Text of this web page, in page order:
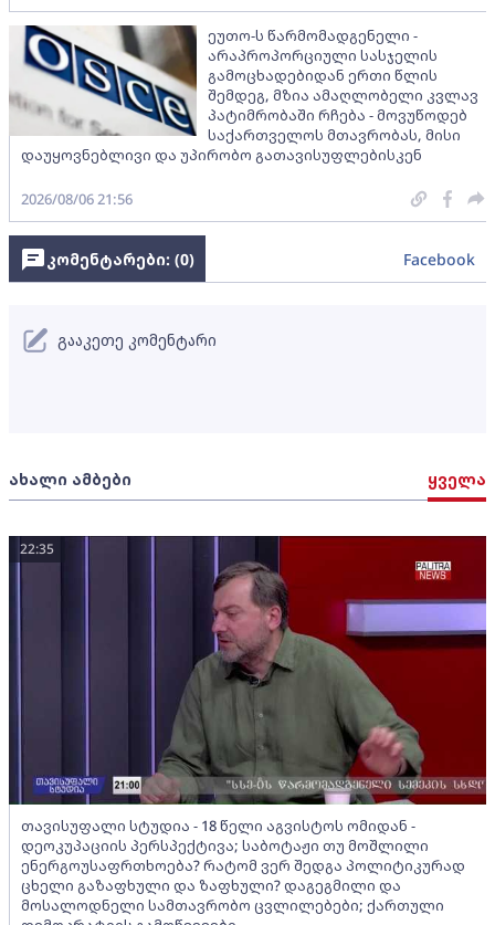
ეუთო-ს წარმომადგენელი -
არაპროპორციული სასჯელის
გამოცხადებიდან ერთი წლის
შემდეგ, მზია ამაღლობელი კვლავ
პატიმრობაში რჩება - მოვუწოდებ
საქართველოს მთავრობას, მისი
დაუყოვნებლივი და უპირობო გათავისუფლებისკენ
2026/08/06 21:56
ახალი ამბები ყველა
თავისუფალი სტუდია - 18 წელი აგვისტოს ომიდან -
დეოკუპაციის პერსპექტივა; საბოტაჟი თუ მოშლილი
ენერგოუსაფრთხოება? რატომ ვერ შედგა პოლიტიკურად
ცხელი გაზაფხული და ზაფხული? დაგეგმილი და
მოსალოდნელი სამთავრობო ცვლილებები; ქართული
22:35
კომენტარები: (0) Facebook
გააკეთე კომენტარი